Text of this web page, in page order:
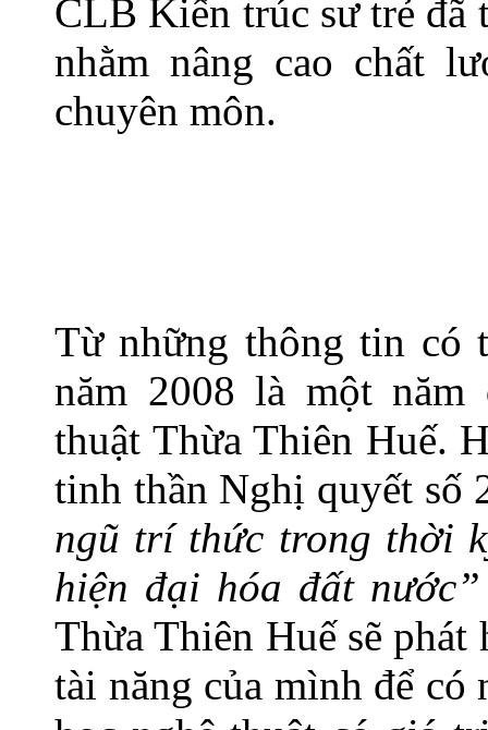
CLB Kiến trúc sư trẻ đã
nhằm nâng cao chất
chuyên môn.
Từ những thông tin có
năm 2008 là một năm
thuật Thừa Thiên Huế.
tinh thần Nghị quyết số
ngũ trí thức trong thời
hiện đại hóa đất
Thừa Thiên Huế sẽ phát
tài năng của mình để có